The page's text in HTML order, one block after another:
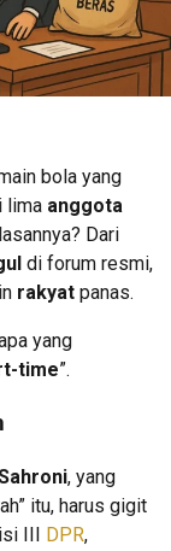
bola yang
lima anggota
Dari
di forum resmi,
rakyat panas.
yang
time”.
, yang
itu, harus gigit
III DPR,